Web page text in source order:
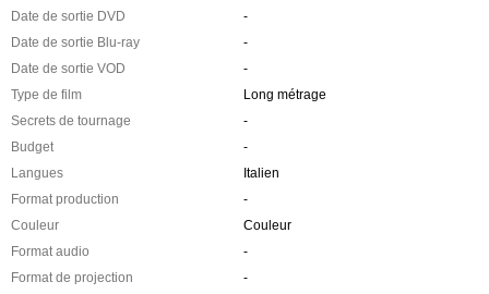
Date de sortie DVD
-
Date de sortie Blu-ray
-
Date de sortie VOD
-
Type de film
Long métrage
Secrets de tournage
-
Budget
-
Langues
Italien
Format production
-
Couleur
Couleur
Format audio
-
Format de projection
-